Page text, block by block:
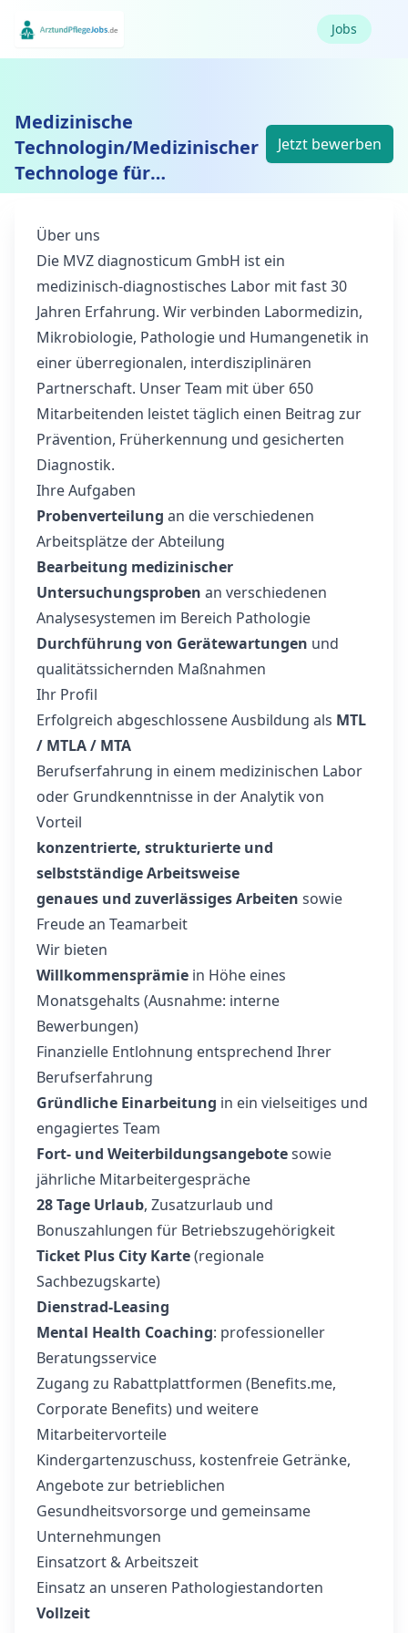
Jobs
Medizinische
Technologin/Medizinischer
Technologe für
Laboratoriumsanalytik
(m/w/d)
Jetzt bewerben
Über uns
Die MVZ diagnosticum GmbH ist ein
medizinisch-diagnostisches Labor mit fast 30
Jahren Erfahrung. Wir verbinden Labormedizin,
Mikrobiologie, Pathologie und Humangenetik in
einer überregionalen, interdisziplinären
Partnerschaft. Unser Team mit über 650
Mitarbeitenden leistet täglich einen Beitrag zur
Prävention, Früherkennung und gesicherten
Diagnostik.
Ihre Aufgaben
Probenverteilung an die verschiedenen
Arbeitsplätze der Abteilung
Bearbeitung medizinischer
Untersuchungsproben an verschiedenen
Analysesystemen im Bereich Pathologie
Durchführung von Gerätewartungen und
qualitätssichernden Maßnahmen
Ihr Profil
Erfolgreich abgeschlossene Ausbildung als MTL
/ MTLA / MTA
Berufserfahrung in einem medizinischen Labor
oder Grundkenntnisse in der Analytik von
Vorteil
konzentrierte, strukturierte und
selbstständige Arbeitsweise
genaues und zuverlässiges Arbeiten sowie
Freude an Teamarbeit
Wir bieten
Willkommensprämie in Höhe eines
Monatsgehalts (Ausnahme: interne
Bewerbungen)
Finanzielle Entlohnung entsprechend Ihrer
Berufserfahrung
Gründliche Einarbeitung in ein vielseitiges und
engagiertes Team
Fort- und Weiterbildungsangebotesowie
jährliche Mitarbeitergespräche
28 Tage Urlaub, Zusatzurlaub und
Bonuszahlungen für Betriebszugehörigkeit
Ticket Plus City Karte(regionale
Sachbezugskarte)
Dienstrad-Leasing
Mental Health Coaching: professioneller
Beratungsservice
Zugang zu Rabattplattformen (Benefits.me,
Corporate Benefits) und weitere
Mitarbeitervorteile
Kindergartenzuschuss, kostenfreie Getränke,
Angebote zur betrieblichen
Gesundheitsvorsorge und gemeinsame
Unternehmungen
Einsatzort & Arbeitszeit
Einsatz an unseren Pathologiestandorten
Vollzeit